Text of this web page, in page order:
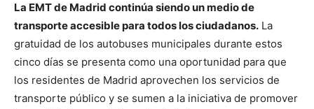
La EMT de Madrid continúa siendo un medio de
transporte accesible para todos los ciudadanos. La
gratuidad de los autobuses municipales durante estos
cinco días se presenta como una oportunidad para que
los residentes de Madrid aprovechen los servicios de
transporte público y se sumen a la iniciativa de promover